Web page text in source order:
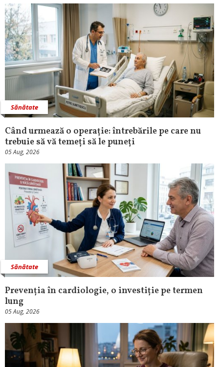
Sănătate
Când urmează o operație: întrebările pe care nu
trebuie să vă temeți să le puneți
05 Aug, 2026
Sănătate
Prevenția în cardiologie, o investiție pe termen
lung
05 Aug, 2026